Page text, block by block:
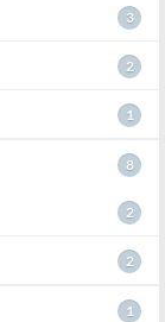
3
2
1
8
2
2
1